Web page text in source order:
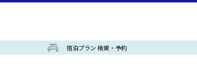
宿泊プラン 検索・予約